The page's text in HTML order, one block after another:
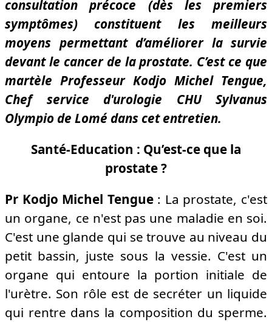
consultation précoce (dès les premiers
symptômes) constituent les meilleurs
moyens permettant d’améliorer la survie
devant le cancer de la prostate. C’est ce que
martèle Professeur Kodjo Michel Tengue,
Chef service d'urologie CHU Sylvanus
Olympio de Lomé dans cet entretien.
Santé-Education : Qu’est-ce que la
prostate ?
Pr Kodjo Michel Tengue : La prostate, c'est
un organe, ce n'est pas une maladie en soi.
C'est une glande qui se trouve au niveau du
petit bassin, juste sous la vessie. C'est un
organe qui entoure la portion initiale de
l'urètre. Son rôle est de secréter un liquide
qui rentre dans la composition du sperme.